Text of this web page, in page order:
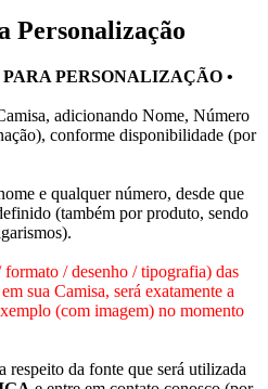
Personalização
PERSONALIZAÇÃO •
adicionando Nome, Número
conforme disponibilidade (por
e qualquer número, desde que
(também por produto, sendo
/ desenho / tipografia) das
sua Camisa, será exatamente a
(com imagem) no momento
respeito da fonte que será utilizada